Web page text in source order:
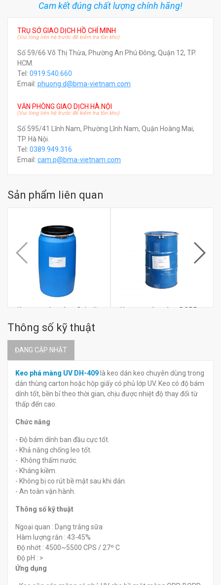
Cam kết đúng chất lượng chính hãng!
TRỤ SỞ GIAO DỊCH HỒ CHÍ MINH
(Vui lòng liên hệ trước để kiểm tra tồn kho)
Số 59/66 Võ Thị Thừa, Phường An Phú Đông, Quận 12, TP.
HCM.
Tel: 0919.540.660
Email: phuong.d@bma-vietnam.com
VĂN PHÒNG GIAO DỊCH HÀ NỘI
(Vui lòng liên hệ trước để kiểm tra tồn kho)
Số 595/41 Lĩnh Nam, Phường Lĩnh Nam, Quận Hoàng Mai,
TP. Hà Nội.
Tel: 0389.949.316
Email: cam.p@bma-vietnam.com
Sản phẩm liên quan
Keo sữa cán màng Celvolit
0đ
Keo sữa cán màng BOPP,
Thông số kỹ thuật
ĐANG CẬP NHẬT
Keo phá màng UV DH-409 là keo dán keo chuyên dùng trong
dán thùng carton hoặc hộp giấy có phủ lớp UV. Keo có độ bám
dính tốt, bền bỉ theo thời gian, chịu được nhiệt độ thay đổi từ
thấp đến cao.
Chức năng
- Độ bám dính ban đầu cực tốt.
- Khả năng chống leo tốt.
- Không thấm nước.
- Kháng kiềm.
- Không bị co rút bề mặt sau khi dán.
- An toàn vận hành.
Thông số kỹ thuật
Ngoại quan : Dạng trắng sữa
Hàm lượng rắn : 43-45%
Độ nhớt : 4500~5500 CPS / 27º C
Độ pH : >
Ứng dụng